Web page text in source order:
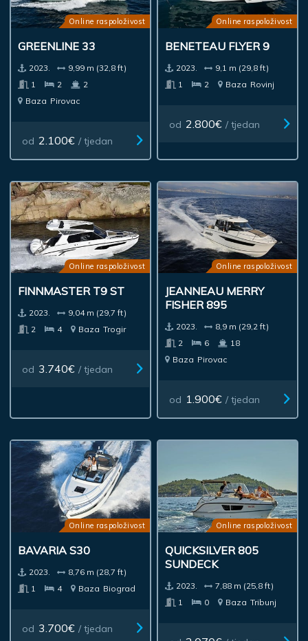
Online raspoloživost
GREENLINE 33
2023.
9,99 m (32,8 ft)
1
2
2
Baza Pirovac
od 2.100€ / tjedan
Online raspoloživost
BENETEAU FLYER 9
2023.
9,1 m (29,8 ft)
1
2 Baza Rovinj
od 2.800€ / tjedan
Online raspoloživost
FINNMASTER T9 ST
2023.
9,04 m (29,7 ft)
2
4 Baza Trogir
od 3.740€ / tjedan
Online raspoloživost
JEANNEAU MERRY
FISHER 895
2023.
8,9 m (29,2 ft)
2
6
18
Baza Pirovac
od 1.900€ / tjedan
Online raspoloživost
BAVARIA S30
2023.
8,76 m (28,7 ft)
1
4 Baza Biograd
od 3.700€ / tjedan
Online raspoloživost
QUICKSILVER 805
SUNDECK
2023.
7,88 m (25,8 ft)
1
0 Baza Tribunj